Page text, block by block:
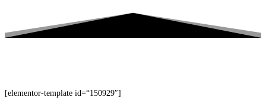
[elementor-template id=“150929″]